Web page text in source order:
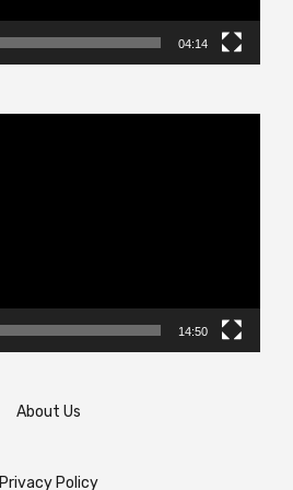
04:14
14:50
About Us
Privacy Policy